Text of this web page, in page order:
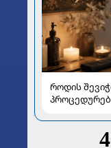
როდის